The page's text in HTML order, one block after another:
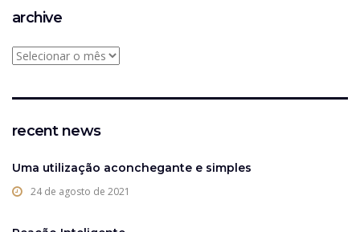
archive
recent news
Uma utilização aconchegante e simples
24 de agosto de 2021